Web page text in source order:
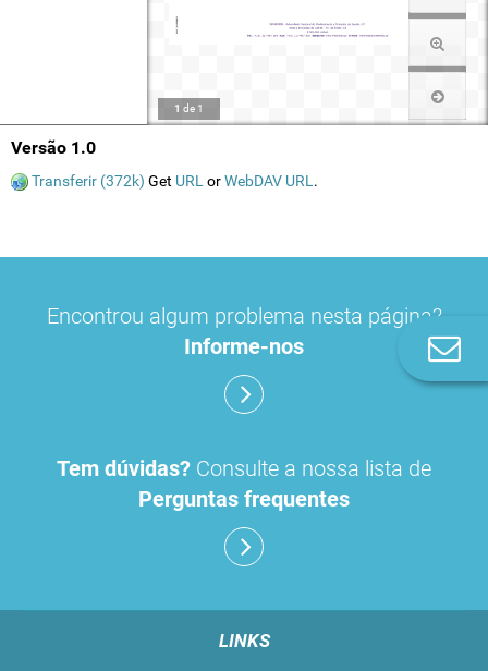
1 de 1
Versão 1.0
Transferir (372k) Get URL orWebDAV URL .
Encontrou algum problema nesta página?
Informe-nos
Tem dúvidas? Consulte a nossa lista de
Perguntas frequentes
LINKS